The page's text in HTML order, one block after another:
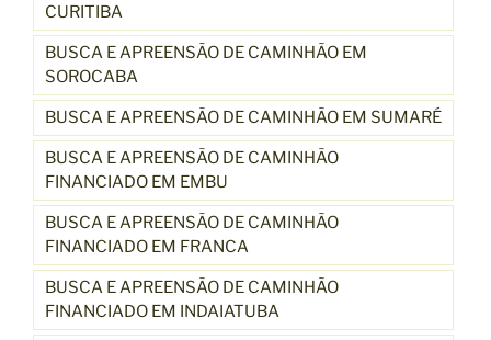
CURITIBA
BUSCA E APREENSÃO DE CAMINHÃO EM
SOROCABA
BUSCA E APREENSÃO DE CAMINHÃO EM SUMARÉ
BUSCA E APREENSÃO DE CAMINHÃO
FINANCIADO EM EMBU
BUSCA E APREENSÃO DE CAMINHÃO
FINANCIADO EM FRANCA
BUSCA E APREENSÃO DE CAMINHÃO
FINANCIADO EM INDAIATUBA